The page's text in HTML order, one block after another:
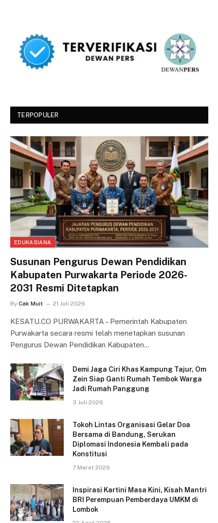
TERPOPULER
EDUKASIANA
Susunan Pengurus Dewan Pendidikan
Kabupaten Purwakarta Periode 2026-
2031 Resmi Ditetapkan
By Cak Muit 21 Juli 2026
KESATU.CO PURWAKARTA – Pemerintah Kabupaten
Purwakarta secara resmi telah menetapkan susunan
Pengurus Dewan Pendidikan Kabupaten…
Demi Jaga Ciri Khas Kampung Tajur, Om
Zein Siap Ganti Rumah Tembok Warga
Jadi Rumah Panggung
3 Juli 2026
Tokoh Lintas Organisasi Gelar Doa
Bersama di Bandung, Serukan
Diplomasi Indonesia Kembali pada
Konstitusi
7 Maret 2026
Inspirasi Kartini Masa Kini, Kisah Mantri
BRI Perempuan Pemberdaya UMKM di
Lombok